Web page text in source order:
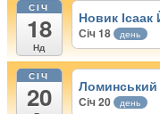
СІЧ
18
Нд
Новик
Січ 18 день
СІЧ
20 Ломинський
Січ 20 день